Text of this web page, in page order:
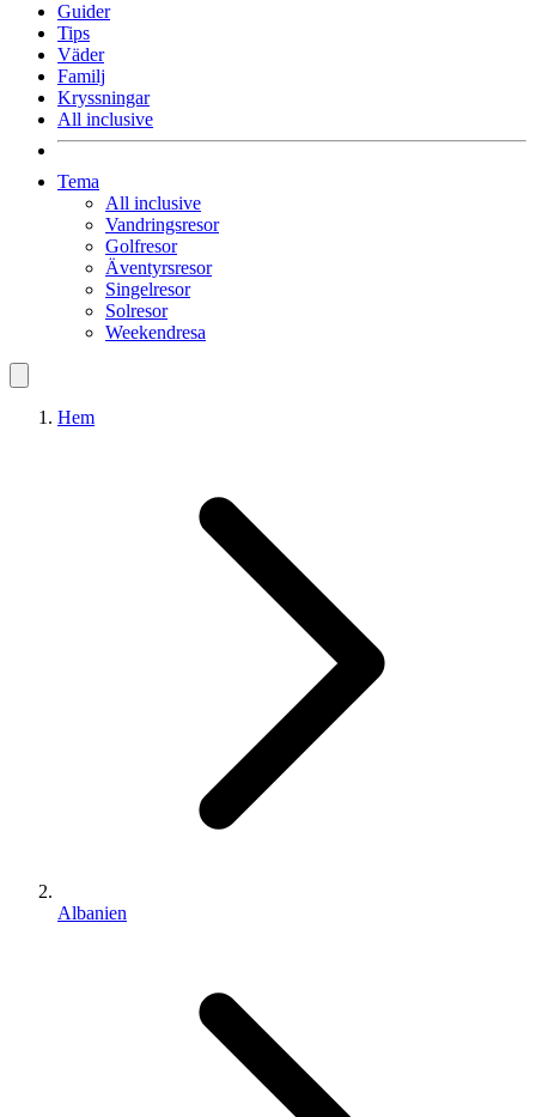
Guider
Tips
Väder
Familj
Kryssningar
All inclusive
Tema
All inclusive
Vandringsresor
Golfresor
Äventyrsresor
Singelresor
Solresor
Weekendresa
Hem
Albanien